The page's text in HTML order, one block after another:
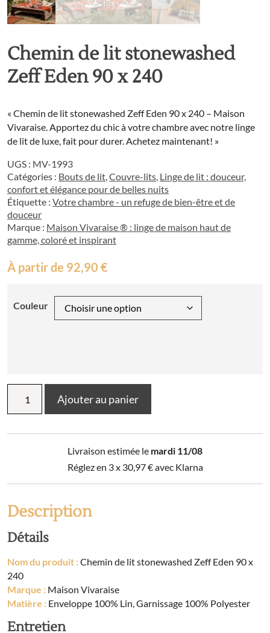
Chemin de lit stonewashed
Zeff Eden 90 x 240
« Chemin de lit stonewashed Zeff Eden 90 x 240 – Maison
Vivaraise. Apportez du chic à votre chambre avec notre linge
de lit de luxe, fait pour durer. Achetez maintenant! »
UGS : MV-1993
Catégories : Bouts de lit,Couvre-lits, Linge de lit : douceur,
confort et élégance pour de belles nuits
Étiquette : Votre chambre - un refuge de bien-être et de
douceur
Marque : Maison Vivaraise ® : linge de maison haut de
gamme, coloré et inspirant
À partir de 92,90 €
Couleur
Chemin
x
240
Ajouter au panier
Livraison estimée le mardi 11/08
Réglez en 3 x 30,97€avec Klarna
Description
Détails
Nom du produit :Chemin de lit stonewashed Zeff Eden 90 x
240
Marque : Maison Vivaraise
Matière : Enveloppe 100% Lin, Garnissage 100% Polyester
Entretien